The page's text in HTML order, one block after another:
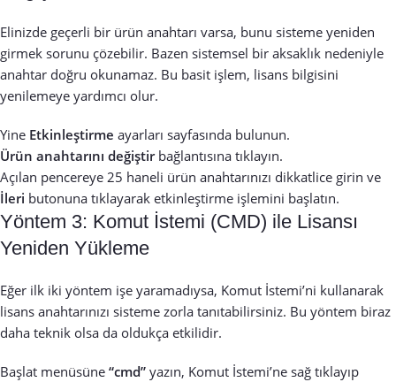
Elinizde geçerli bir ürün anahtarı varsa, bunu sisteme yeniden
girmek sorunu çözebilir. Bazen sistemsel bir aksaklık nedeniyle
anahtar doğru okunamaz. Bu basit işlem, lisans bilgisini
yenilemeye yardımcı olur.
Yine Etkinleştirme ayarları sayfasında bulunun.
Ürün anahtarını değiştirbağlantısına tıklayın.
Açılan pencereye 25 haneli ürün anahtarınızı dikkatlice girin ve
İleri butonuna tıklayarak etkinleştirme işlemini başlatın.
Yöntem 3: Komut İstemi (CMD) ile Lisansı
Yeniden Yükleme
Eğer ilk iki yöntem işe yaramadıysa, Komut İstemi’ni kullanarak
lisans anahtarınızı sisteme zorla tanıtabilirsiniz. Bu yöntem biraz
daha teknik olsa da oldukça etkilidir.
Başlat menüsüne “cmd” yazın, Komut İstemi’ne sağ tıklayıp